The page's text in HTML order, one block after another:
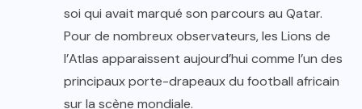
soi qui avait marqué son parcours au Qatar.
Pour de nombreux observateurs, les Lions de
l’Atlas apparaissent aujourd’hui comme l’un des
principaux porte-drapeaux du football africain
sur la scène mondiale.